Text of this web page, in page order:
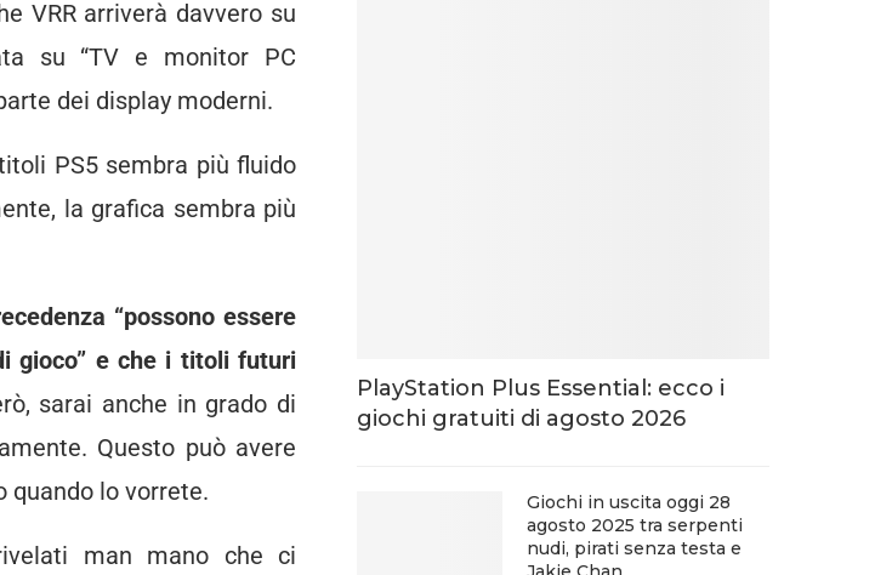
VRR arriverà davvero su
su “TV e monitor PC
dei display moderni.
PS5 sembra più fluido
la grafica sembra più
“possono essere
gioco” e che i titoli futuri
sarai anche in grado di
Questo può avere
quando lo vorrete.
man mano che ci
PlayStation Plus Essential: ecco i
giochi gratuiti di agosto 2026
Giochi in uscita oggi 28
agosto 2025 tra serpenti
nudi, pirati senza testa e